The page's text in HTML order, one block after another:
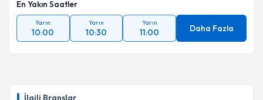
İlgili Branşlar
En Yakın Saatler
Yarın
10:00
Yarın
10:30
Yarın
11:00 Daha Fazla